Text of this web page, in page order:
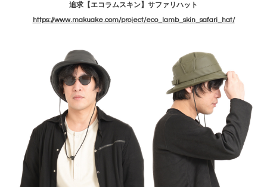
追求【エコラムスキン】サファリハット
https://www.makuake.com/project/eco_lamb_skin_safari_hat/